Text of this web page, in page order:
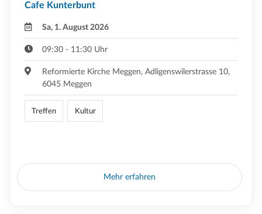
Cafe Kunterbunt
Sa, 1. August 2026
09:30 - 11:30 Uhr
Reformierte Kirche Meggen, Adligenswilerstrasse 10,
6045 Meggen
Treffen Kultur
Mehr erfahren